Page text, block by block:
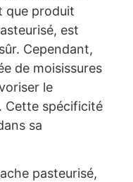
que produit
est
Cependant,
de moisissures
le
Cette spécificité
sa
pasteurisé,